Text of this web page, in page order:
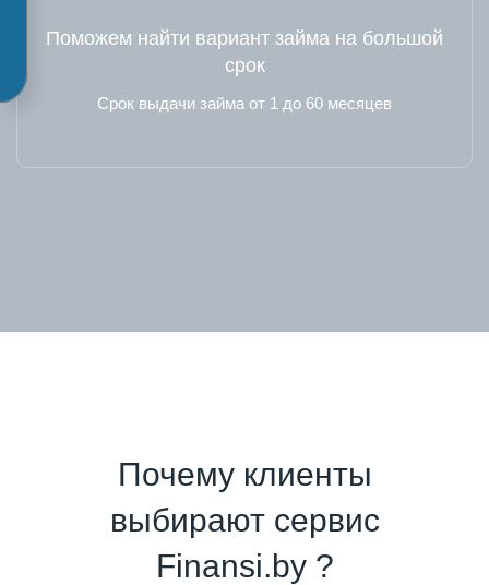
Поможем найти вариант займа на большой
срок
Срок выдачи займа от 1 до 60 месяцев
Почему клиенты
выбирают сервис
Finansi.by ?